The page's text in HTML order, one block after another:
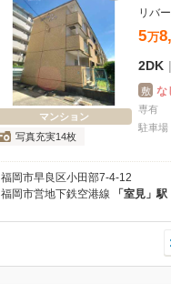
マンション
写真充実14枚
リバ
5万
2DK |
敷 な
専有
駐車場
福岡市早良区小田部7-4-12
福岡市営地下鉄空港線 「室見」駅